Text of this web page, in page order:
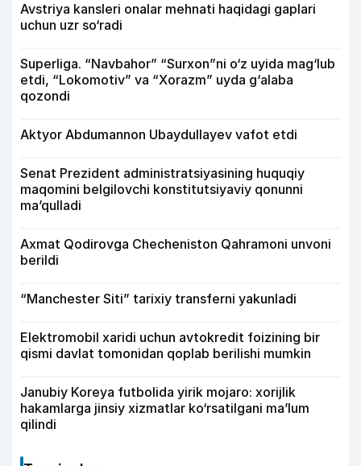
Avstriya kansleri onalar mehnati haqidagi gaplari
uchun uzr so‘radi
Superliga. “Navbahor” “Surxon”ni o‘z uyida mag‘lub
etdi, “Lokomotiv” va “Xorazm” uyda g‘alaba
qozondi
Aktyor Abdu­mannon Ubaydullayev vafot etdi
Senat Prezident administratsiyasining huquqiy
maqomini belgilovchi konstitutsiyaviy qonunni
ma’qulladi
Axmat Qodirovga Checheniston Qahramoni unvoni
berildi
“Manchester Siti” tarixiy transferni yakunladi
Elektromobil xaridi uchun avtokredit foizining bir
qismi davlat tomonidan qoplab berilishi mumkin
Janubiy Koreya futbolida yirik mojaro: xorijlik
hakamlarga jinsiy xizmatlar ko‘rsatilgani ma’lum
qilindi